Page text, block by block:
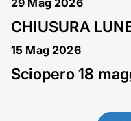
CHIUSURA
15 Mag 2026
Sciopero 18